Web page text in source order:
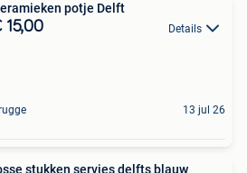
potje Delft
15,00 Details
13 jul 26
stukken servies delfts blauw